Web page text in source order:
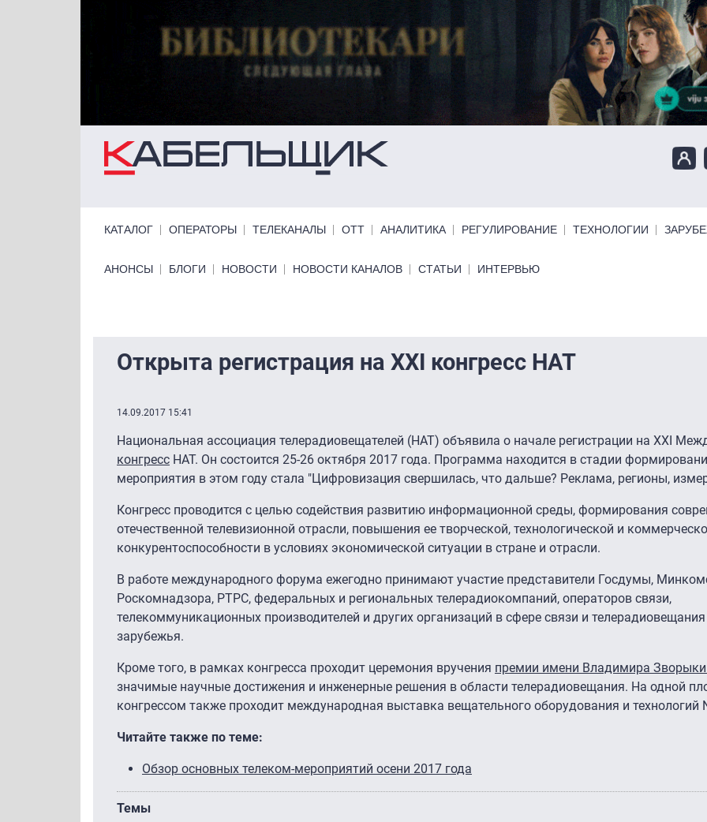
КАТАЛОГ ОПЕРАТОРЫ ТЕЛЕКАНАЛЫ ОТТ АНАЛИТИКА РЕГУЛИРОВАНИЕ ТЕХНОЛОГИИ
Primary links bottom
АНОНСЫ БЛОГИ НОВОСТИ НОВОСТИ КАНАЛОВ СТАТЬИ ИНТЕРВЬЮ
Открыта регистрация на XXI конгресс НАТ
14.09.2017 15:41
Национальная ассоциация телерадиовещателей (НАТ) объявила о начале регистрации на XXI
конгресс НАТ. Он состоится 25-26 октября 2017 года. Программа находится в стадии
мероприятия в этом году стала "Цифровизация свершилась, что дальше? Реклама, регионы,
Конгресс проводится с целью содействия развитию информационной среды, формирования
отечественной телевизионной отрасли, повышения ее творческой, технологической и
конкурентоспособности в условиях экономической ситуации в стране и отрасли.
В работе международного форума ежегодно принимают участие представители Госдумы,
Роскомнадзора, РТРС, федеральных и региональных телерадиокомпаний, операторов связи,
телекоммуникационных производителей и других организаций в сфере связи и
зарубежья.
Кроме того, в рамках конгресса проходит церемония вручения премии имени Владимира
значимые научные достижения и инженерные решения в области телерадиовещания. На одной
конгрессом также проходит международная выставка вещательного оборудования и технологий
Читайте также по теме:
Обзор основных телеком-мероприятий осени 2017 года
Темы